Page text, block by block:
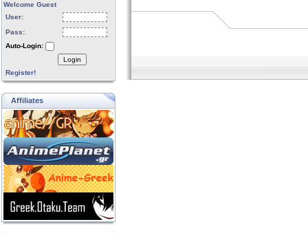
Welcome Guest
User:
Pass:
Auto-Login:
Login
Register!
Affiliates